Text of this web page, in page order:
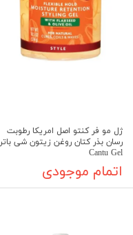
ژل مو فر کنتو اصل امریکا رطوبت
رسان بذر کتان روغن زیتون شی باتر
Cantu Gel
اتمام موجودی